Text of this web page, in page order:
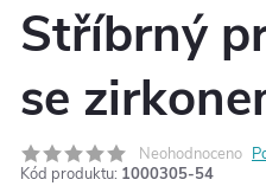
Stříbrný
se
Neohodnoceno
Kód produktu: 1000305-54